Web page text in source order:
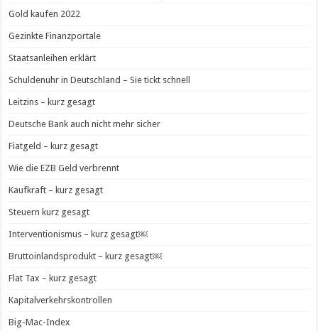
Gold kaufen 2022
Gezinkte Finanzportale
Staatsanleihen erklärt
Schuldenuhr in Deutschland – Sie tickt schnell
Leitzins – kurz gesagt
Deutsche Bank auch nicht mehr sicher
Fiatgeld – kurz gesagt
Wie die EZB Geld verbrennt
Kaufkraft – kurz gesagt
Steuern kurz gesagt
Interventionismus – kurz gesagt￼
Bruttoinlandsprodukt – kurz gesagt￼
Flat Tax – kurz gesagt
Kapitalverkehrskontrollen
Big-Mac-Index